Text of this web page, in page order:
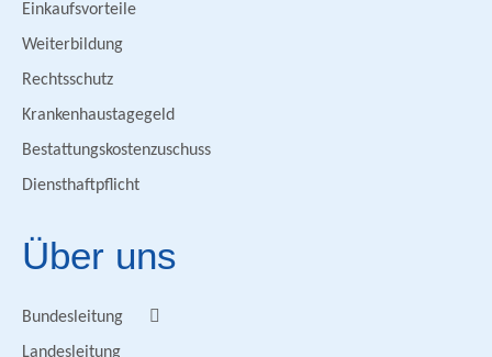
Einkaufsvorteile
Weiterbildung
Rechtsschutz
Krankenhaustagegeld
Bestattungskostenzuschuss
Diensthaftpflicht
Über uns
Bundesleitung
Landesleitung